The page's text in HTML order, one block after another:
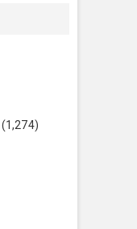
(1,274)